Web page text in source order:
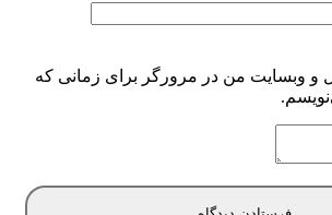
و وبسایت من در مرورگر برای زمانی که